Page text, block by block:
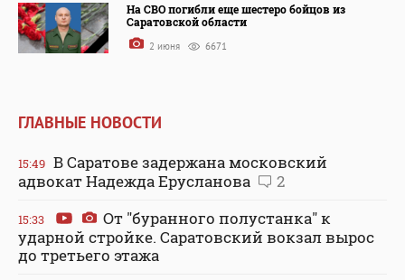
На СВО погибли еще шестеро бойцов из
Саратовской области
2 июня 6671
ГЛАВНЫЕ НОВОСТИ
15:49 В Саратове задержана московский
адвокат Надежда Ерусланова
2
15:33
От "буранного полустанка" к
ударной стройке. Саратовский вокзал вырос
до третьего этажа